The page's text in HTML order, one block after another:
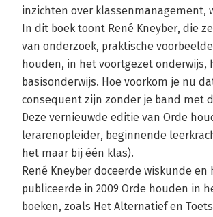
inzichten over klassenmanagement,
In dit boek toont René Kneyber, die
van onderzoek, praktische
houden, in het voortgezet onderwijs,
basisonderwijs. Hoe voorkom je nu
consequent zijn zonder je band met
Deze vernieuwde editie van Orde
lerarenopleider, beginnende
het maar bij één klas).
René Kneyber doceerde wiskunde
publiceerde in 2009 Orde houden in
boeken, zoals Het Alternatief en